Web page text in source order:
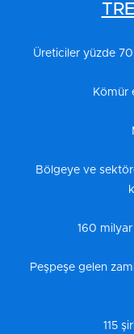
Üreticiler yüzde
Kömür
Bölgeye ve
160
Peşpeşe gelen
115